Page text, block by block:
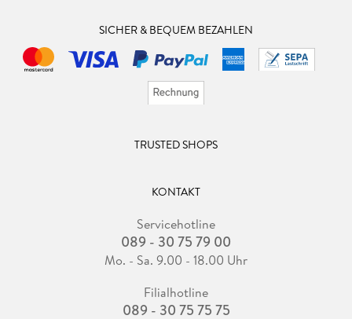
SICHER & BEQUEM BEZAHLEN
TRUSTED SHOPS
KONTAKT
Servicehotline
089 - 30 75 79 00
Mo. - Sa. 9.00 - 18.00 Uhr
Filialhotline
089 - 30 75 75 75